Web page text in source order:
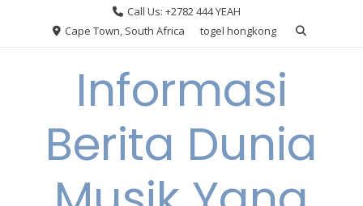
Call Us: +2782 444 YEAH
Cape Town, South Africa
togel hongkong
Informasi
Berita Dunia